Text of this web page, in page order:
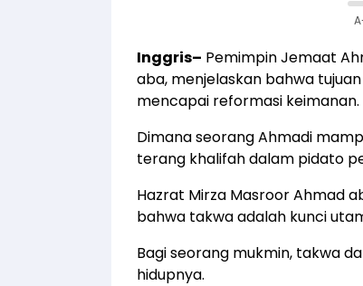
Inggris– Pemimpin Jemaat
aba, menjelaskan bahwa
mencapai reformasi keimanan.
Dimana seorang Ahmadi
terang khalifah dalam pidato
Hazrat Mirza Masroor Ahmad
bahwa takwa adalah kunci
Bagi seorang mukmin, takwa
hidupnya.